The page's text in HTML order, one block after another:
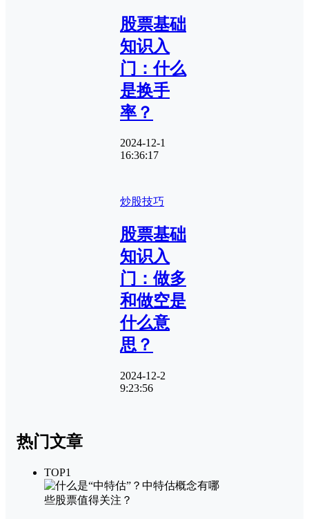
股票基础
知识入
门：什么
是换手
率？
2024-12-1
16:36:17
炒股技巧
股票基础
知识入
门：做多
和做空是
什么意
思？
2024-12-2
9:23:56
热门文章
TOP1